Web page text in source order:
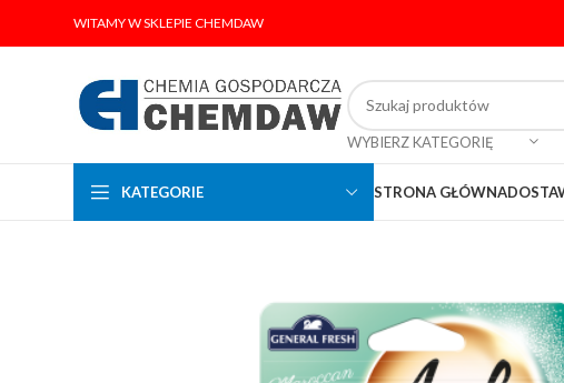
WITAMY W SKLEPIE CHEMDAW
WYBIERZ KATEGORIĘ
KATEGORIE STRONA GŁÓWNA